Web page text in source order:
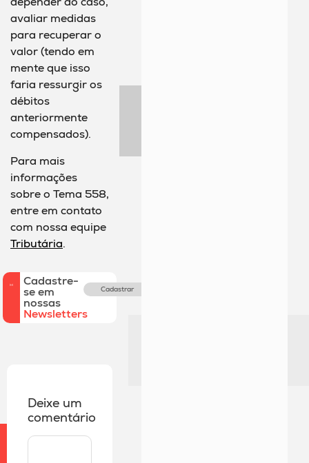
avaliar medidas
para recuperar o
valor (tendo em
mente que isso
faria ressurgir os
débitos
anteriormente
compensados).
Para mais
informações
sobre o Tema 558,
entre em contato
com nossa equipe
Tributária.
Cadastre-
se em
nossas
Newsletters
Cadastrar
Deixe um
comentário